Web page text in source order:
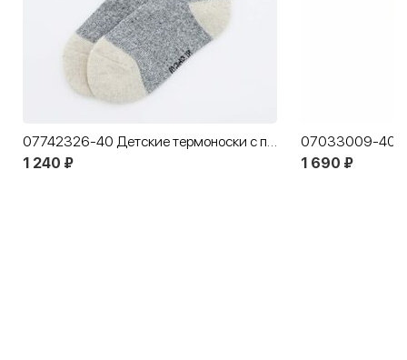
07742326-40 Детские термоноски с пухом яка серый
1 240 ₽
1 690 ₽